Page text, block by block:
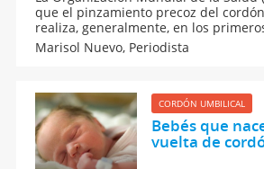
que el pinzamiento precoz del
realiza, generalmente, en los
tras el parto, mientras que el
que se realiza transcurrido al menos
cordón.
Marisol Nuevo, Periodista
CORDÓN UMBILICAL
Bebés que
vuelta de